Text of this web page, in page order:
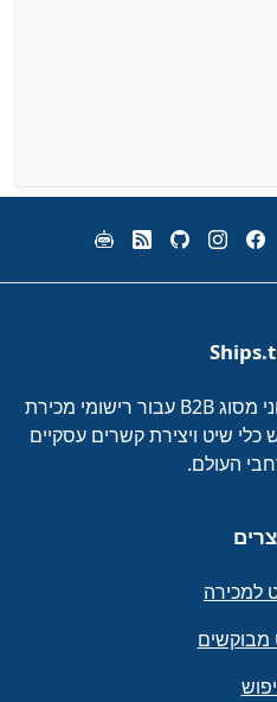
Ships.trade הוא שוק רב-לשוני מסוג B2B עבור רישומי מכירת
שיט ויצירת קשרים עסקיים
העולם.
למכירה
מבוקשים